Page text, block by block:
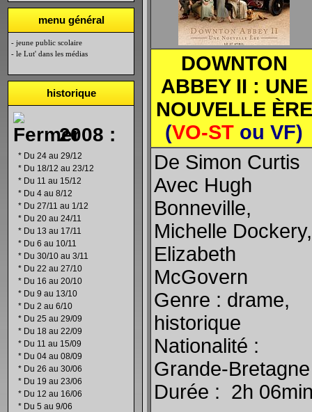
menu général
- jeune public scolaire
- le Lut' dans les médias
historique
2008 :
* Du 24 au 29/12
* Du 18/12 au 23/12
* Du 11 au 15/12
* Du 4 au 8/12
* Du 27/11 au 1/12
* Du 20 au 24/11
* Du 13 au 17/11
* Du 6 au 10/11
* Du 30/10 au 3/11
* Du 22 au 27/10
* Du 16 au 20/10
* Du 9 au 13/10
* Du 2 au 6/10
* Du 25 au 29/09
* Du 18 au 22/09
* Du 11 au 15/09
* Du 04 au 08/09
* Du 26 au 30/06
* Du 19 au 23/06
* Du 12 au 16/06
* Du 5 au 9/06
DOWNTON
ABBEY II : UNE
NOUVELLE ÈRE
(VO-ST ou VF)
De Simon Curtis
Avec Hugh
Bonneville,
Michelle Dockery,
Elizabeth
McGovern
Genre : drame,
historique
Nationalité :
Grande-Bretagne
Durée : 2h